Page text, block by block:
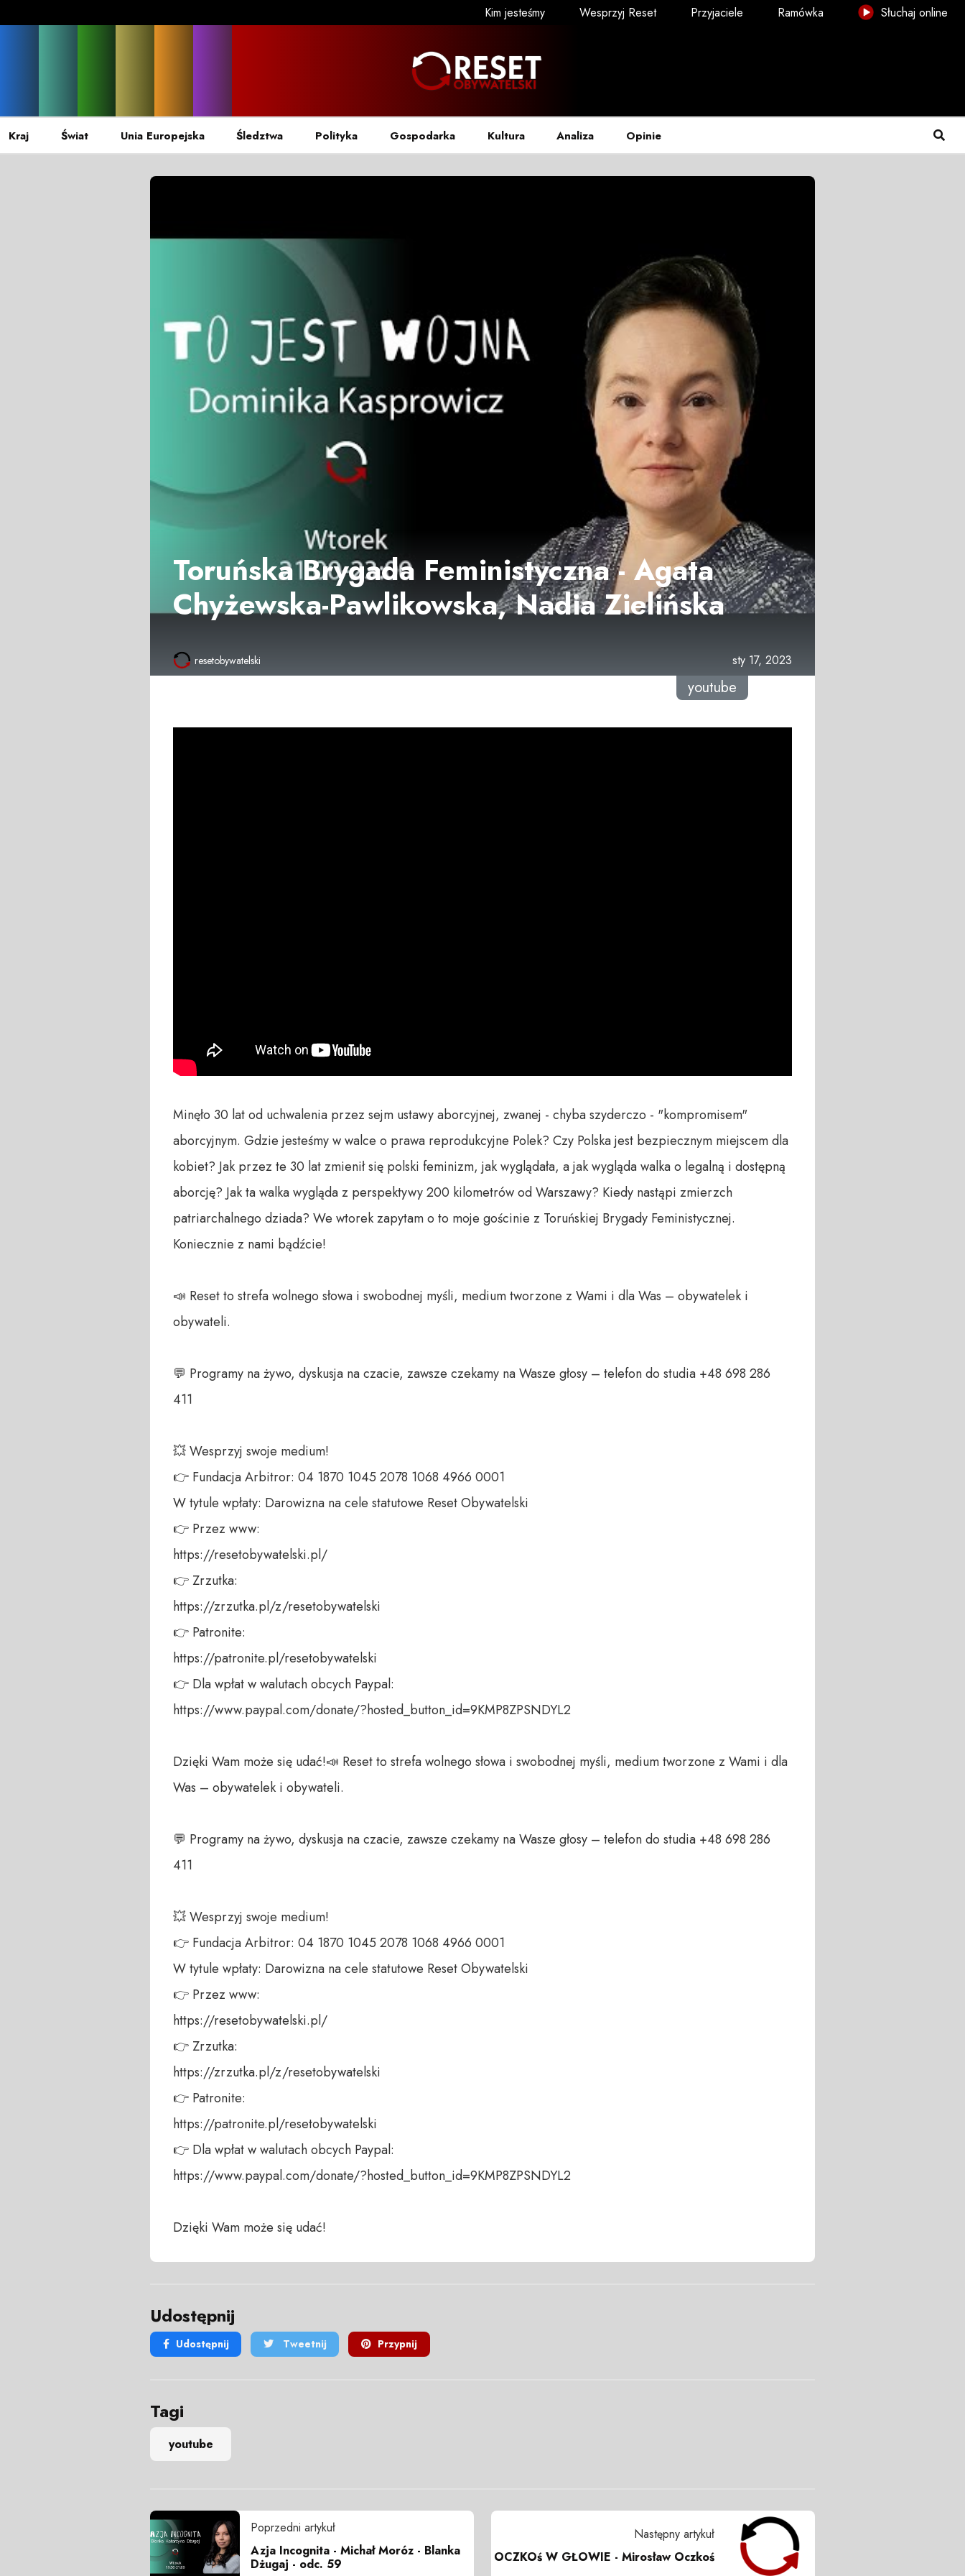
Kim jesteśmy Wesprzyj Reset Przyjaciele Ramówka Słuchaj online
Kraj Świat Unia Europejska Śledztwa Polityka Gospodarka Kultura Analiza Opinie
Toruńska Brygada Feministyczna - Agata
Chyżewska-Pawlikowska, Nadia Zielińska
resetobywatelski sty 17, 2023
youtube
Minęło 30 lat od uchwalenia przez sejm ustawy aborcyjnej, zwanej - chyba szyderczo - "kompromisem"
aborcyjnym. Gdzie jesteśmy w walce o prawa reprodukcyjne Polek? Czy Polska jest bezpiecznym miejscem dla
kobiet? Jak przez te 30 lat zmienił się polski feminizm, jak wyglądała, a jak wygląda walka o legalną i dostępną
aborcję? Jak ta walka wygląda z perspektywy 200 kilometrów od Warszawy? Kiedy nastąpi zmierzch
patriarchalnego dziada? We wtorek zapytam o to moje gościnie z Toruńskiej Brygady Feministycznej.
Koniecznie z nami bądźcie!
📣 Reset to strefa wolnego słowa i swobodnej myśli, medium tworzone z Wami i dla Was – obywatelek i
obywateli.
💬 Programy na żywo, dyskusja na czacie, zawsze czekamy na Wasze głosy – telefon do studia +48 698 286
411
💥 Wesprzyj swoje medium!
👉 Fundacja Arbitror: 04 1870 1045 2078 1068 4966 0001
W tytule wpłaty: Darowizna na cele statutowe Reset Obywatelski
👉 Przez www:
https://resetobywatelski.pl/
👉 Zrzutka:
https://zrzutka.pl/z/resetobywatelski
👉 Patronite:
https://patronite.pl/resetobywatelski
👉 Dla wpłat w walutach obcych Paypal:
https://www.paypal.com/donate/?hosted_button_id=9KMP8ZPSNDYL2
Dzięki Wam może się udać!📣 Reset to strefa wolnego słowa i swobodnej myśli, medium tworzone z Wami i dla
Was – obywatelek i obywateli.
💬 Programy na żywo, dyskusja na czacie, zawsze czekamy na Wasze głosy – telefon do studia +48 698 286
411
💥 Wesprzyj swoje medium!
👉 Fundacja Arbitror: 04 1870 1045 2078 1068 4966 0001
W tytule wpłaty: Darowizna na cele statutowe Reset Obywatelski
👉 Przez www:
https://resetobywatelski.pl/
👉 Zrzutka:
https://zrzutka.pl/z/resetobywatelski
👉 Patronite:
https://patronite.pl/resetobywatelski
👉 Dla wpłat w walutach obcych Paypal:
https://www.paypal.com/donate/?hosted_button_id=9KMP8ZPSNDYL2
Dzięki Wam może się udać!
Udostępnij
Udostępnij Tweetnij Przypnij
Tagi
youtube
Poprzedni artykuł
Azja Incognita - Michał Moróz - Blanka
Dżugaj - odc. 59
Następny artykuł
OCZKOś W GŁOWIE - Mirosław Oczkoś